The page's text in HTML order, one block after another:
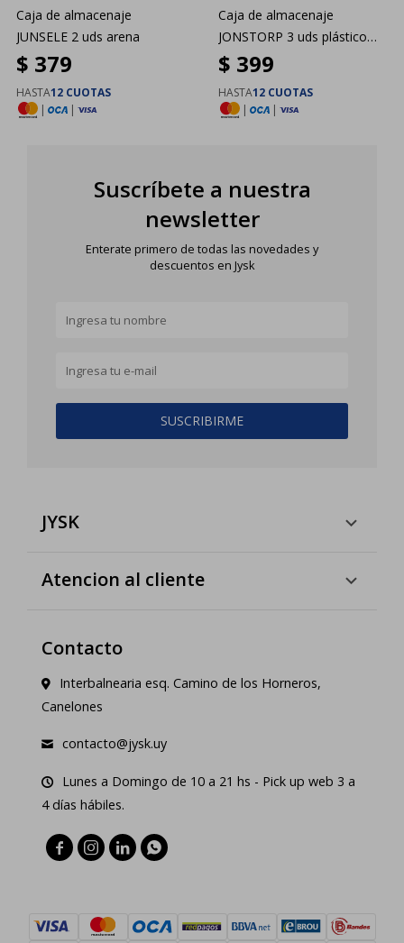
Caja de almacenaje
JUNSELE 2 uds arena
$ 379
HASTA12 CUOTAS
|
|
Caja de almacenaje
JONSTORP 3 uds plástico
arena
$ 399
HASTA12 CUOTAS
|
|
Suscríbete a nuestra
newsletter
Enterate primero de todas las novedades y
descuentos en Jysk
SUSCRIBIRME
JYSK
Atencion al cliente
Contacto
Interbalnearia esq. Camino de los Horneros,
Canelones
contacto@jysk.uy
Lunes a Domingo de 10 a 21 hs - Pick up web 3 a
4 días hábiles.
   